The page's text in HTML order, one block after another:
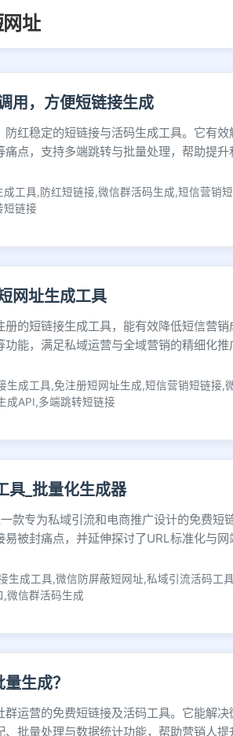
址
第34页 - 快
用，方便短链接生成
红稳定的短链接与活码生成工具。它有
点，支持多端跳转与批量处理，帮助提升
成工具,防红短链接,微信群活码生成,短信营销
短链接
网址生成工具
的短链接生成工具，能有效降低短信营
能，满足私域运营与全域营销的精细化推
生成工具,免注册短网址生成,短信营销短链接,
成API,多端跳转短链接
具_批量化生成器
款专为私域引流和电商推广设计的免费短
被封痛点，并延伸探讨了URL标准化与网
生成工具,微信防屏蔽短网址,私域引流活码工
,微信群活码生成
生成？
运营的免费短链接及活码工具。它能解
批量处理与数据统计功能，帮助营销人提